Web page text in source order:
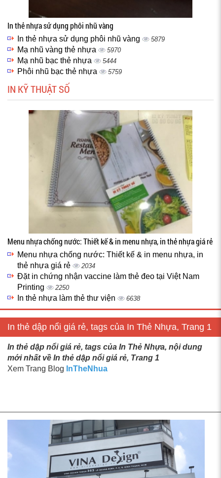
In thẻ nhựa sử dụng phôi nhũ vàng
In thẻ nhựa sử dụng phôi nhũ vàng 5879
Mạ nhũ vàng thẻ nhựa 5970
Mạ nhũ bạc thẻ nhựa 5444
Phôi nhũ bạc thẻ nhựa 5759
IN KỸ THUẬT SỐ
Menu nhựa chống nước: Thiết kế & in menu nhựa, in thẻ nhựa giá rẻ
Menu nhựa chống nước: Thiết kế & in menu nhựa, in
thẻ nhựa giá rẻ
2034
Đặt in chứng nhận vaccine làm thẻ đeo tại Việt Nam
Printing
2250
In thẻ nhựa làm thẻ thư viện 6638
In thẻ dập nổi giá rẻ, tags của In Thẻ Nhựa, Trang 1
In thẻ dập nổi giá rẻ, tags của In Thẻ Nhựa, nội dung
mới nhất về In thẻ dập nổi giá rẻ, Trang 1
Xem Trang Blog InTheNhua